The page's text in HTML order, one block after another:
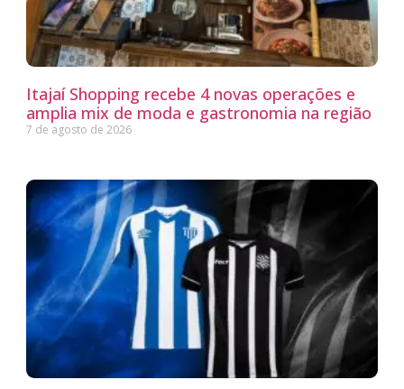
Itajaí Shopping recebe 4 novas operações e
amplia mix de moda e gastronomia na região
7 de agosto de 2026